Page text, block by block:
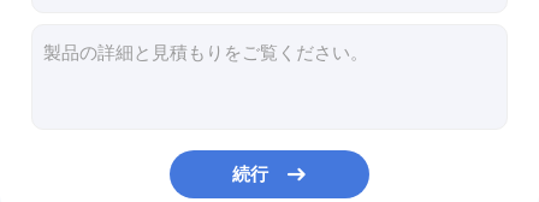
GPSの追跡者の付属品
続行